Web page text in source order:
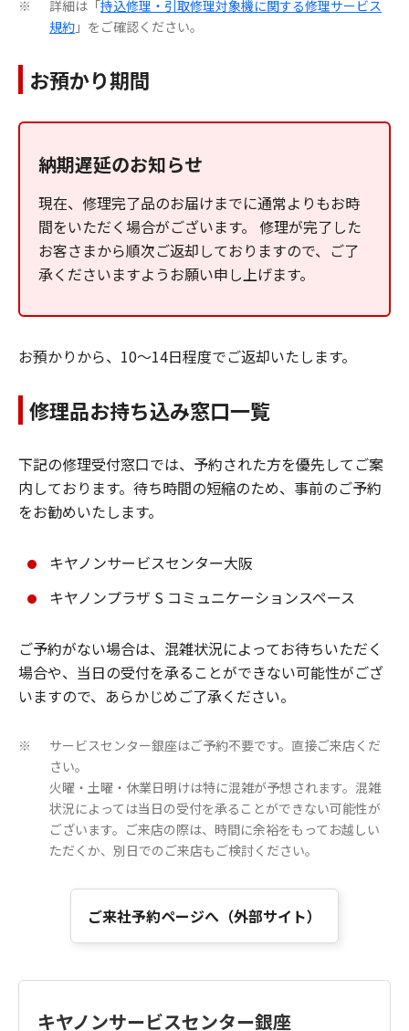
※ 詳細は「持込修理・引取修理対象機に関する修理サービス
規約 」をご確認ください。
お預かり期間
納期遅延のお知らせ
現在、修理完了品のお届けまでに通常よりもお時
間をいただく場合がございます。 修理が完了した
お客さまから順次ご返却しておりますので、ご了
承くださいますようお願い申し上げます。
お預かりから、10～14日程度でご返却いたします。
修理品お持ち込み窓口一覧
下記の修理受付窓口では、予約された方を優先してご案
内しております。待ち時間の短縮のため、事前のご予約
をお勧めいたします。
キヤノンサービスセンター大阪
キヤノンプラザ S コミュニケーションスペース
ご予約がない場合は、混雑状況によってお待ちいただく
場合や、当日の受付を承ることができない可能性がござ
いますので、あらかじめご了承ください。
※
サービスセンター銀座はご予約不要です。直接ご来店くだ
さい。
火曜・土曜・休業日明けは特に混雑が予想されます。混雑
状況によっては当日の受付を承ることができない可能性が
ございます。ご来店の際は、時間に余裕をもってお越しい
ただくか、別日でのご来店もご検討ください。
ご来社予約ページへ（外部サイト）
キヤノンサービスセンター銀座